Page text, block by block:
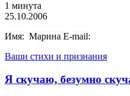
1 минута
25.10.2006
Имя: Марина E-mail:
Ваши стихи и признания
Я скучаю, безумно